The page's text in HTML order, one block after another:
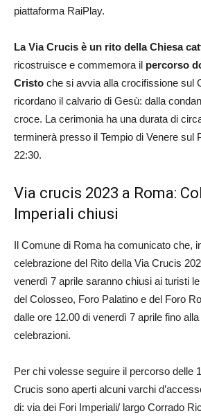
piattaforma RaiPlay.
La Via Crucis è un rito della Chiesa
ricostruisce e commemora il percorso
Cristo che si avvia alla crocifissione sul
ricordano il calvario di Gesù: dalla
croce. La cerimonia ha una durata di
terminerà presso il Tempio di Venere sul
22:30.
Via crucis 2023 a Roma:
Imperiali chiusi
Il Comune di Roma ha comunicato che,
celebrazione del Rito della Via Crucis
venerdì 7 aprile saranno chiusi ai turisti
del Colosseo, Foro Palatino e del Foro
dalle ore 12.00 di venerdì 7 aprile fino
celebrazioni.
Per chi volesse seguire il percorso delle
Crucis sono aperti alcuni varchi
di: via dei Fori Imperiali/ largo Corrado